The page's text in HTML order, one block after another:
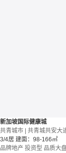
新加坡国际健康城
共青城市 | 共青城共安大
3/4居 建面：98-166㎡
品牌地产 投资型 品质大